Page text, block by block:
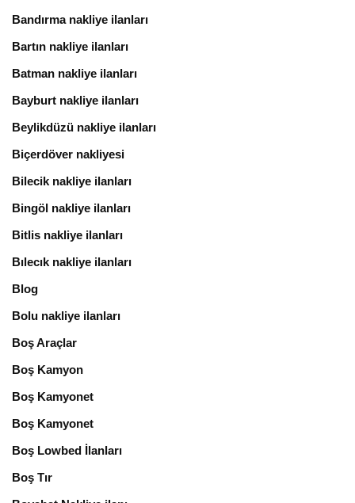
Bandırma nakliye ilanları
Bartın nakliye ilanları
Batman nakliye ilanları
Bayburt nakliye ilanları
Beylikdüzü nakliye ilanları
Biçerdöver nakliyesi
Bilecik nakliye ilanları
Bingöl nakliye ilanları
Bitlis nakliye ilanları
Bılecık nakliye ilanları
Blog
Bolu nakliye ilanları
Boş Araçlar
Boş Kamyon
Boş Kamyonet
Boş Kamyonet
Boş Lowbed İlanları
Boş Tır